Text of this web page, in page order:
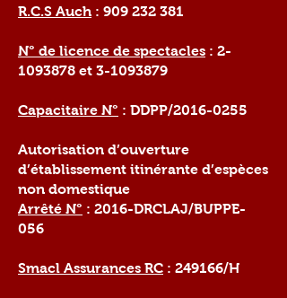
R.C.S Auch : 909 232 381
N° de licence de spectacles : 2-
1093878 et 3-1093879
Capacitaire N° : DDPP/2016-0255
Autorisation d’ouverture
d’établissement itinérante d’espèces
non domestique
Arrêté N° : 2016-DRCLAJ/BUPPE-
056
Smacl Assurances RC : 249166/H